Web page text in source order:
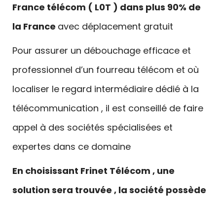
France télécom ( L0T ) dans plus 90% de
la France avec déplacement gratuit
Pour assurer un débouchage efficace et
professionnel d’un fourreau télécom et où
localiser le regard intermédiaire dédié à la
télécommunication , il est conseillé de faire
appel à des sociétés spécialisées et
expertes dans ce domaine
En choisissant Frinet Télécom , une
solution sera trouvée , la société possède